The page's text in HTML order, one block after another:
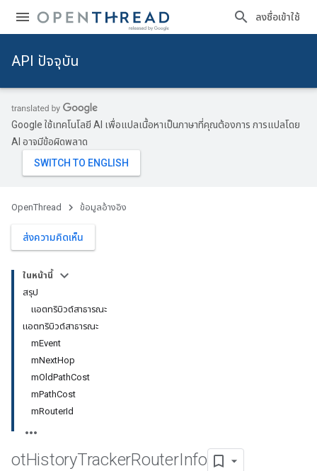
ลงชื่อเข้าใช้
API ปัจจุบัน
Google ใช้เทคโนโลยี AI เพื่อแปลเนื้อหาเป็นภาษาที่คุณต้องการ การแปลโดย
AI อาจมีข้อผิดพลาด
OpenThread ข้อมูลอ้างอิง
ส่งความคิดเห็น
ในหน้านี้
สรุป
แอตทริบิวต์สาธารณะ
แอตทริบิวต์สาธารณะ
mEvent
mNextHop
mOldPathCost
mPathCost
mRouterId
otHistoryTrackerRouterInfo